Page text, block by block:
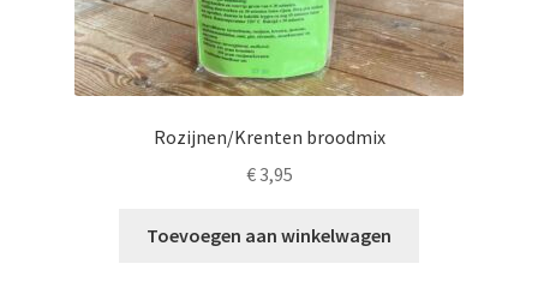
Rozijnen/Krenten broodmix
€3,95
Toevoegen aan winkelwagen